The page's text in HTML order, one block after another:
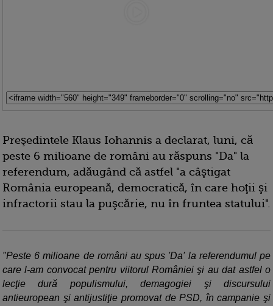
Preşedintele Klaus Iohannis a declarat, luni, că
peste 6 milioane de români au răspuns "Da" la
referendum, adăugând că astfel "a câştigat
România europeană, democratică, în care hoţii şi
infractorii stau la puşcărie, nu în fruntea statului".
"Peste 6 milioane de români au spus 'Da' la referendumul pe
care l-am convocat pentru viitorul României şi au dat astfel o
lecţie dură populismului, demagogiei şi discursului
antieuropean şi antijustiţie promovat de PSD, în campanie şi